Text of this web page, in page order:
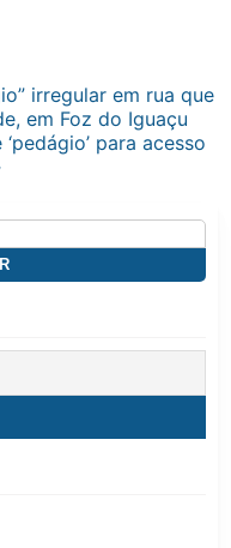
irregular em rua que
em Foz do Iguaçu
para acesso